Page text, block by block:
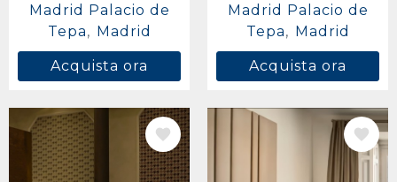
Madrid Palacio de
Tepa
Madrid
Acquista ora
Madrid Palacio de
Tepa
Madrid
Acquista ora
IMMAGINE IMMAGINE